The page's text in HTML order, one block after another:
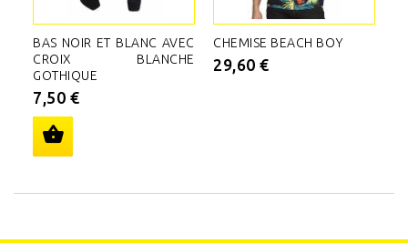
BAS NOIR ET BLANC AVEC
CROIX BLANCHE
GOTHIQUE
7,50 €
CHEMISE BEACH BOY
29,60 €